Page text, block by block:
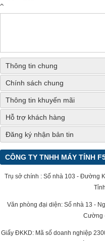
Thông tin chung
Chính sách chung
Thông tin khuyến mãi
Hỗ trợ khách hàng
Đăng ký nhận bản tin
CÔNG TY TNHH MÁY TÍNH
Trụ sở chính : Số nhà 103 - Đường
Văn phòng đại diện: Số nhà 13 -
Cường
Giấy ĐKKD: Mã số doanh nghiệp